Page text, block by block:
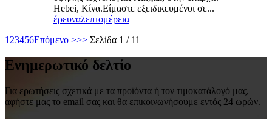
Hebei, Κίνα.Είμαστε εξειδικευμένοι σε...
έρευναλεπτομέρεια
1 23456Επόμενο >>> Σελίδα 1 / 11
Ενημερωτικό δελτίο
Για ερωτήσεις σχετικά με τα προϊόντα ή τον τιμοκατάλογό μας,
αφήστε μας το email σας και θα επικοινωνήσουμε εντός 24 ωρών.